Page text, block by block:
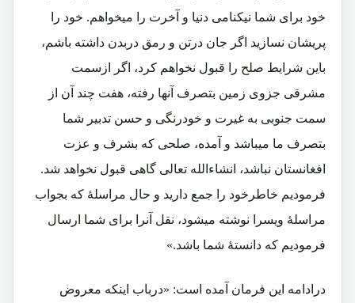
خود برای شما نیکنامی دنیا و آخرت را میخواهم. خود را
پریشان نسازید اگر جان درتن و رمق دربدن داشته باشم،
باین شرایط صلح را قبول نخواهم کرد، اگر ازسمت
مشرقی جزوی زمین بتصرف آنها رفته، هفت چند آن از
سمت جنوبی به غیرت و خودرنگی و حسن تدبیر شما
بتصرف ما میباشد و آمده، صلحی که بشرف و عزت
افغانستان نباشد، انشاءالله تعالی گاهی قبول نخواهد شد.
فرمودیم خاطرخود را جمع دارید و حال مراسلۀ که بجواب
مراسلۀ ویسرا نوشته میشود، نقل آنرا برای شما ارسال
فرمودیم که دانستۀ شما باشد.»
درادامه این فرمان آمده است: «درباب اینکه معروض